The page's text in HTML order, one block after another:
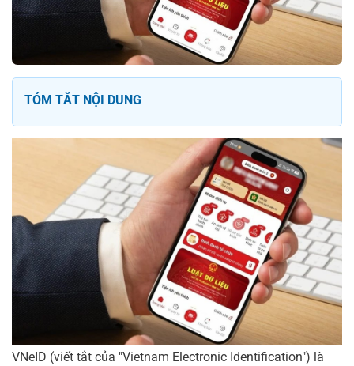
TÓM TẮT NỘI DUNG
VNeID (viết tắt của "Vietnam Electronic Identification") là